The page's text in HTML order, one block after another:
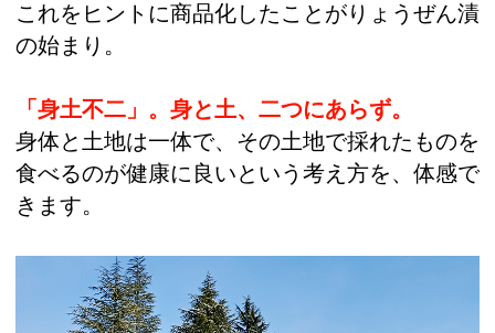
これをヒントに商品化したことがりょうぜん漬
の始まり。
「身土不二」。身と土、二つにあらず。
身体と土地は一体で、その土地で採れたものを
食べるのが健康に良いという考え方を、体感で
きます。